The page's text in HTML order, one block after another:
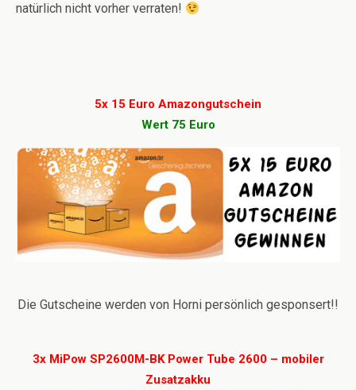
natürlich nicht vorher verraten!
5x 15 Euro Amazongutschein
Wert 75 Euro
Die Gutscheine werden von Horni persönlich gesponsert!!
3x MiPow SP2600M-BK Power Tube 2600 – mobiler
Zusatzakku